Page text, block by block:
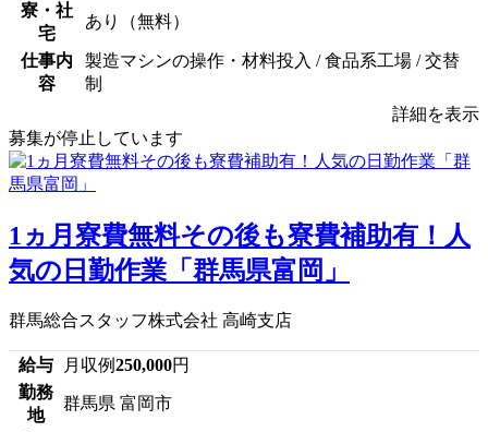
寮・社
宅
あり（無料）
仕事内
容
製造マシンの操作・材料投入 / 食品系工場 / 交替
制
詳細を表示
募集が停止しています
1ヵ月寮費無料その後も寮費補助有！人
気の日勤作業「群馬県富岡」
群馬総合スタッフ株式会社 高崎支店
給与 月収例250,000円
勤務
地
群馬県 富岡市